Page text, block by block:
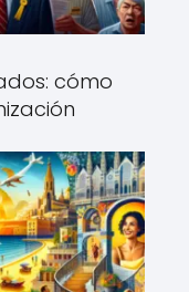
cómo